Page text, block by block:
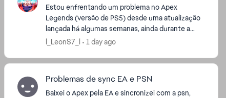
Estou enfrentando um problema no Apex
Legends (versão de PS5) desde uma atualização
lançada há algumas semanas, ainda durante a
temporada anterior. Ao abrir as configurações do
l_LeonS7_l 1 day ago
Problemas de sync EA e PSN
Baixei o Apex pela EA e sincronizei com a psn,